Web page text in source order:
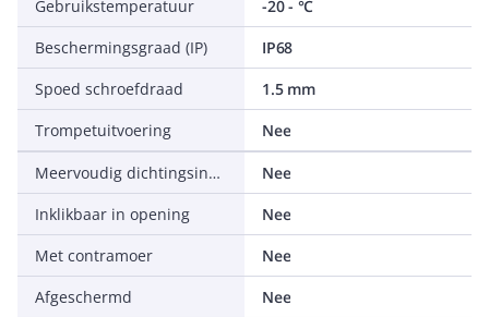
Gebruikstemperatuur
-20 - °C
Beschermingsgraad (IP)
IP68
Spoed schroefdraad
1.5 mm
Trompetuitvoering
Nee
Meervoudig dichtingsinzetstuk
Nee
Inklikbaar in opening
Nee
Met contramoer
Nee
Afgeschermd
Nee